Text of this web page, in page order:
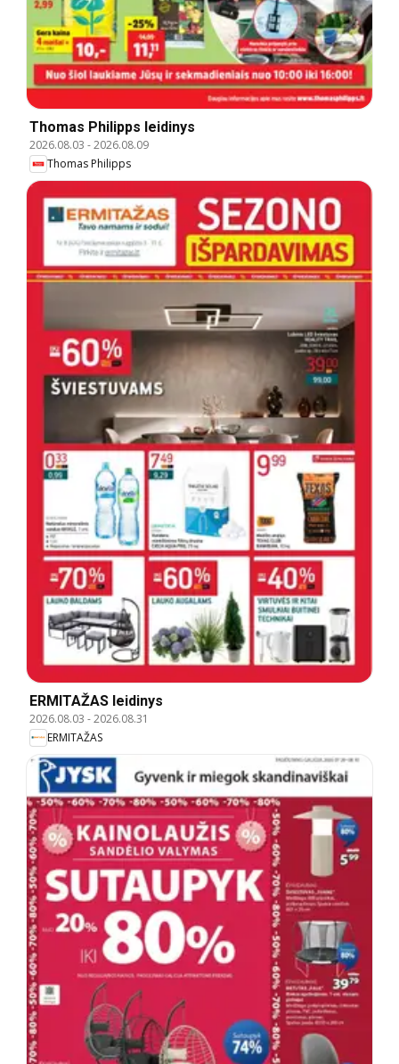
Thomas Philipps leidinys
2026.08.03 -2026.08.09
Thomas Philipps
ERMITAŽAS leidinys
2026.08.03 -2026.08.31
ERMITAŽAS